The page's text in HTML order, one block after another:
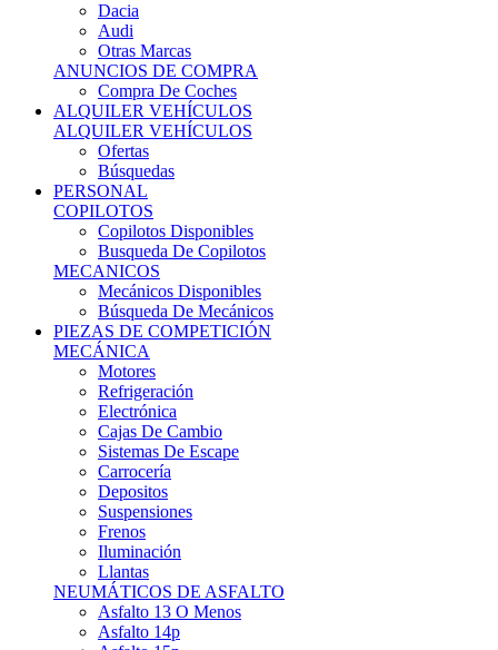
Dacia
Audi
Otras Marcas
ANUNCIOS DE COMPRA
Compra De Coches
ALQUILER VEHÍCULOS
ALQUILER VEHÍCULOS
Ofertas
Búsquedas
PERSONAL
COPILOTOS
Copilotos Disponibles
Busqueda De Copilotos
MECANICOS
Mecánicos Disponibles
Búsqueda De Mecánicos
PIEZAS DE COMPETICIÓN
MECÁNICA
Motores
Refrigeración
Electrónica
Cajas De Cambio
Sistemas De Escape
Carrocería
Depositos
Suspensiones
Frenos
Iluminación
Llantas
NEUMÁTICOS DE ASFALTO
Asfalto 13 O Menos
Asfalto 14p